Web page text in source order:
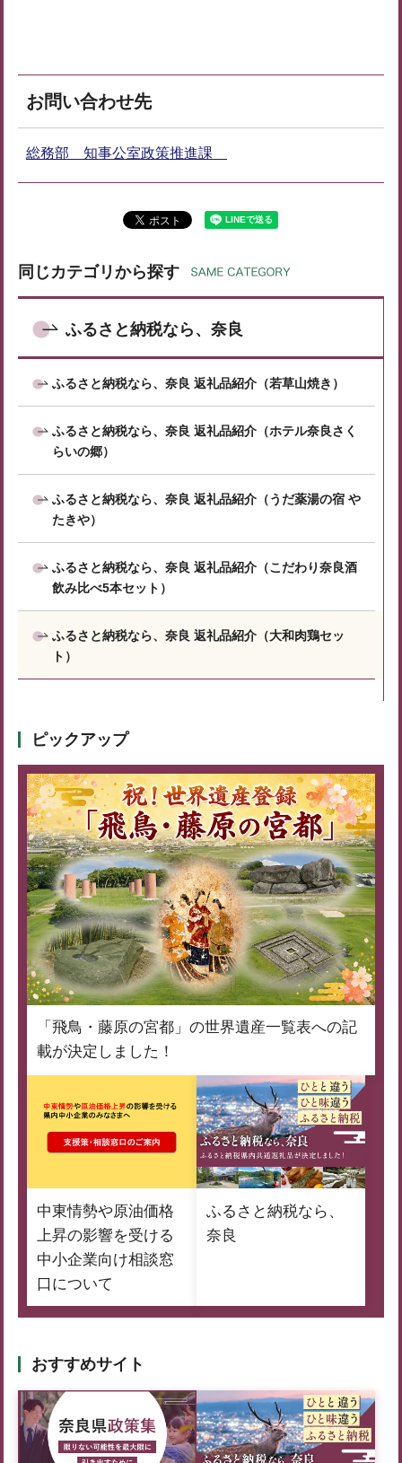
お問い合わせ先
総務部 知事公室政策推進課
同じカテゴリから探す
ふるさと納税なら、奈良
ふるさと納税なら、奈良 返礼品紹介（若草山焼き）
ふるさと納税なら、奈良 返礼品紹介（ホテル奈良さく
らいの郷）
ふるさと納税なら、奈良 返礼品紹介（うだ薬湯の宿 や
たきや）
ふるさと納税なら、奈良 返礼品紹介（こだわり奈良酒
飲み比べ5本セット）
ふるさと納税なら、奈良 返礼品紹介（大和肉鶏セッ
ト）
ピックアップ
「飛鳥・藤原の宮都」の世界遺産一覧表への記
載が決定しました！
中東情勢や原油価格
上昇の影響を受ける
中小企業向け相談窓
口について
ふるさと納税なら、
奈良
おすすめサイト